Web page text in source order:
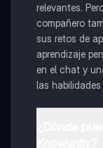
relevantes.
compañero
sus retos de
aprendizaje
en el chat y
las